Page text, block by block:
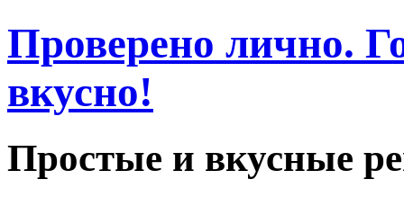
Проверено лично.
вкусно!
Простые и вкусные